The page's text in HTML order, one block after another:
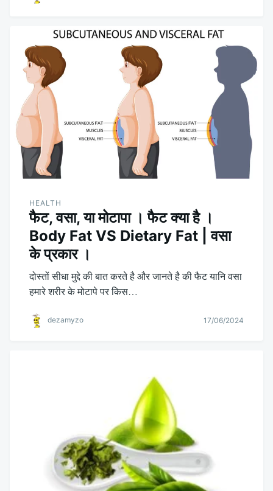
HEALTH
फैट, वसा, या मोटापा । फैट क्या है ।
Body Fat VS Dietary Fat | वसा
के प्रकार ।
दोस्तों सीधा मुद्दे की बात करते है और जानते है की फैट यानि वसा
हमारे शरीर के मोटापे पर किस…
dezamyzo 17/06/2024